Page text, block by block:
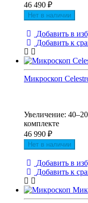
46 490 ₽
Нет в наличии
Добавить в
Добавить к
Микроскоп
Увеличение:
комплекте
46 990 ₽
Нет в наличии
Добавить в
Добавить к